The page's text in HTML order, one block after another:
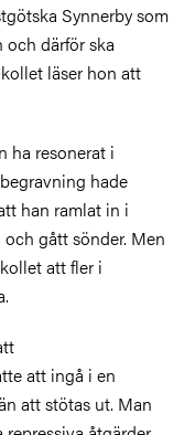
Synnerby som
och därför ska
läser hon att
ha resonerat i
hade
han ramlat in i
gått sönder. Men
att fler i
att ingå i en
att stötas ut. Man